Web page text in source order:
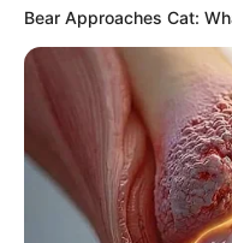
BRAINBERRIES
Bear Approaches Cat: